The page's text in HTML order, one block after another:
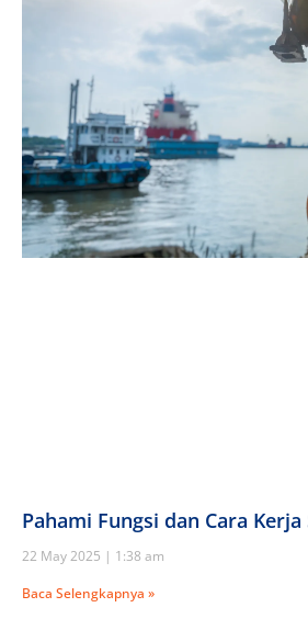
Pahami Fungsi dan Cara
22 May 2025
1:38 am
Baca Selengkapnya »